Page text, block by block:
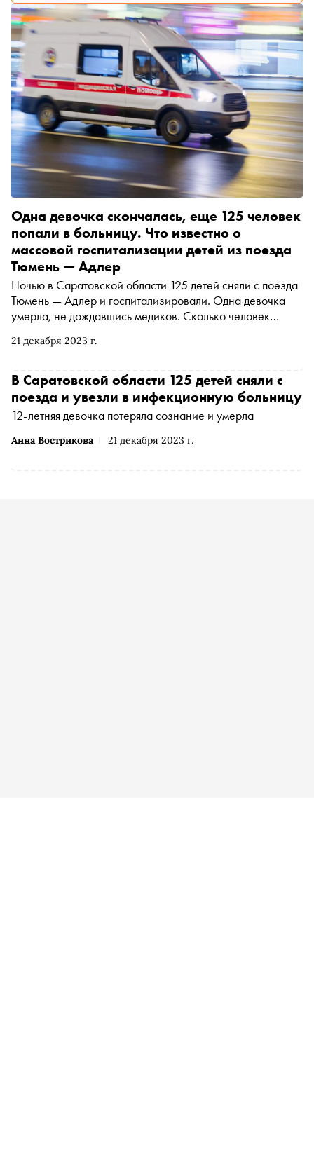
21 декабря 2023 г.
Одна девочка скончалась, еще 125 человек
попали в больницу. Что известно о
массовой госпитализации детей из поезда
Тюмень — Адлер
Ночью в Саратовской области 125 детей сняли с поезда
Тюмень — Адлер и госпитализировали. Одна девочка
умерла, не дождавшись медиков. Сколько человек
происшествия — в материале «Сноба»
Анна Вострикова 21 декабря 2023 г.
В Саратовской области 125 детей сняли с
поезда и увезли в инфекционную больницу
12-летняя девочка потеряла сознание и умерла